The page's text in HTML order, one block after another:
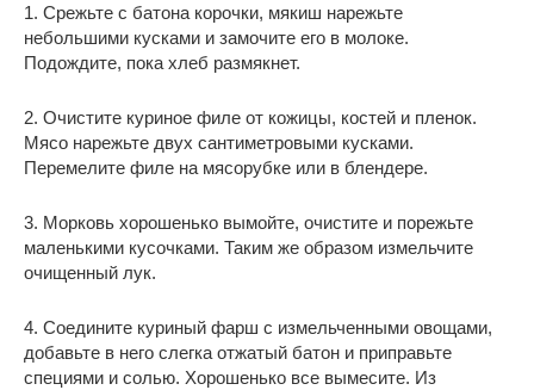
1. Срежьте с батона корочки, мякиш нарежьте
небольшими кусками и замочите его в молоке.
Подождите, пока хлеб размякнет.
2. Очистите куриное филе от кожицы, костей и пленок.
Мясо нарежьте двух сантиметровыми кусками.
Перемелите филе на мясорубке или в блендере.
3. Морковь хорошенько вымойте, очистите и порежьте
маленькими кусочками. Таким же образом измельчите
очищенный лук.
4. Соедините куриный фарш с измельченными овощами,
добавьте в него слегка отжатый батон и приправьте
специями и солью. Хорошенько все вымесите. Из